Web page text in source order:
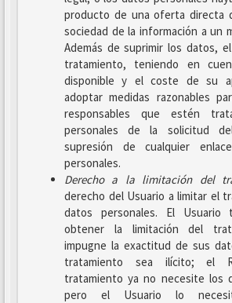
producto de una oferta directa
sociedad de la información a un
Además de suprimir los datos,
tratamiento, teniendo en
disponible y el coste de su
adoptar medidas razonables
responsables que estén
personales de la solicitud
supresión de cualquier
personales.
Derecho a la limitación del
derecho del Usuario a limitar el
datos personales. El Usuario
obtener la limitación del
impugne la exactitud de sus
tratamiento sea ilícito; el
tratamiento ya no necesite los
pero el Usuario lo